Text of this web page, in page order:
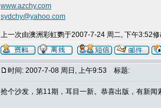
www.azchy.com
sydchy@yahoo.com
上一次由澳洲彩虹鹦于2007-7-24 周二, 下午3:52
时间: 2007-7-08 周日, 上午9:53 标题:
抢个沙发，第11期，耳目一新。恭喜出版，有新闻